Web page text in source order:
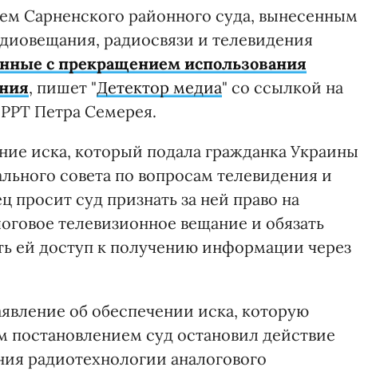
Сарненского районного суда, вынесенным
радиосвязи и телевидения
с прекращением использования
, пишет "Детектор медиа" со ссылкой на
Петра Семерея.
иска, который подала гражданка Украины
совета по вопросам телевидения и
суд признать за ней право на
телевизионное вещание и обязать
ей доступ к получению информации через
об обеспечении иска, которую
постановлением суд остановил действие
радиотехнологии аналогового